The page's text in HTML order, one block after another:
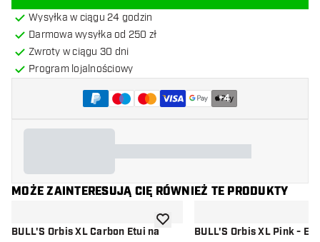
Wysyłka w ciągu 24 godzin
Darmowa wysyłka od 250 zł
Zwroty w ciągu 30 dni
Program lojalnościowy
+4
MOŻE ZAINTERESUJĄ CIĘ RÓWNIEŻ TE PRODUKTY
BULL'S Orbis XL Carbon Etui na
dodaj do listy życzeń BULL'S